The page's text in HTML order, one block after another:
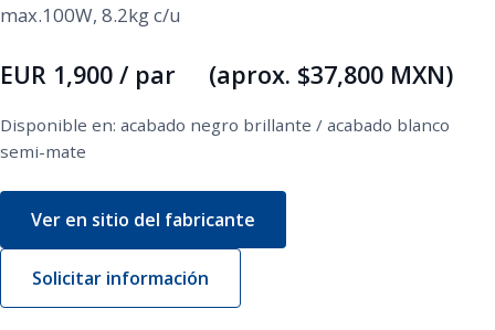
max.100W, 8.2kg c/u
EUR 1,900 / par (aprox. $37,800 MXN)
Disponible en: acabado negro brillante / acabado blanco
semi-mate
Ver en sitio del fabricante
Solicitar información